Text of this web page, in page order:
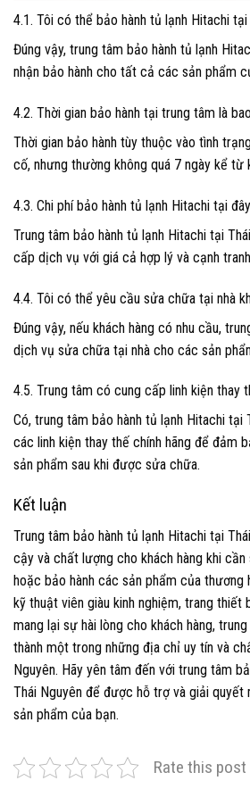
4.1. Tôi có thể bảo hành tủ lạnh Hitachi
Đúng vậy, trung tâm bảo hành tủ lạnh
nhận bảo hành cho tất cả các sản phẩm
4.2. Thời gian bảo hành tại trung tâm là
Thời gian bảo hành tùy thuộc vào tình
cố, nhưng thường không quá 7 ngày kể từ
4.3. Chi phí bảo hành tủ lạnh Hitachi tại
Trung tâm bảo hành tủ lạnh Hitachi tại
cấp dịch vụ với giá cả hợp lý và cạnh
4.4. Tôi có thể yêu cầu sửa chữa tại nhà
Đúng vậy, nếu khách hàng có nhu cầu,
dịch vụ sửa chữa tại nhà cho các sản
4.5. Trung tâm có cung cấp linh kiện thay
Có, trung tâm bảo hành tủ lạnh Hitachi tại
các linh kiện thay thế chính hãng để đảm
sản phẩm sau khi được sửa chữa.
Kết luận
Trung tâm bảo hành tủ lạnh Hitachi tại
cậy và chất lượng cho khách hàng khi
hoặc bảo hành các sản phẩm của thương
kỹ thuật viên giàu kinh nghiệm, trang thiết
mang lại sự hài lòng cho khách hàng,
thành một trong những địa chỉ uy tín và
Nguyên. Hãy yên tâm đến với trung tâm
Thái Nguyên để được hỗ trợ và giải quyết
sản phẩm của bạn.
Rate this post